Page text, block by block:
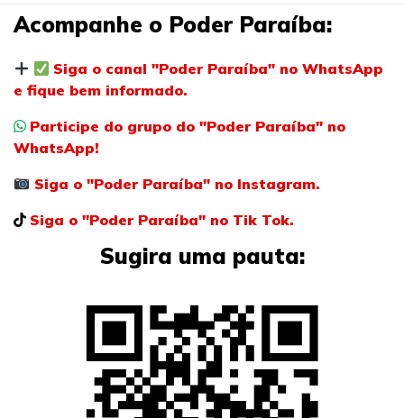
Acompanhe o Poder Paraíba:
Siga o canal "Poder Paraíba" no WhatsApp
e fique bem informado.
Participe do grupo do "Poder Paraíba" no
WhatsApp!
Siga o "Poder Paraíba" no Instagram.
Siga o "Poder Paraíba" no Tik Tok.
Sugira uma pauta: